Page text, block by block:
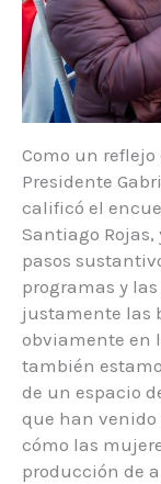
Como un
Presidente
calificó el
Santiago Rojas,
pasos
programas y
justamente las
obviamente en
también
de un espacio
que han venido
cómo las
producción de